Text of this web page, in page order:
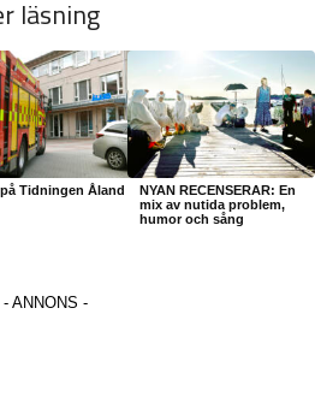
läsning
Tidningen Åland
NYAN RECENSERAR: En
mix av nutida problem,
humor och sång